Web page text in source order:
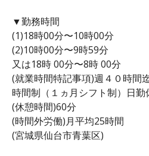
▼勤務時間
(1)18時00分〜10時00分
(2)10時00分〜9時59分
又は18時 00分〜8時 00分
(就業時間特記事項)週４０時間
時間制（１ヵ月シフト制）日
(休憩時間)60分
(時間外労働)月平均25時間
(宮城県仙台市青葉区)